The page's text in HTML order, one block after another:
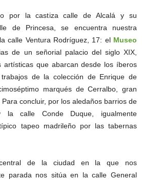
por la castiza calle de Alcalá y su
de Princesa, se encuentra nuestra
calle Ventura Rodríguez, 17: el Museo
de un señorial palacio del siglo XIX,
artísticas que abarcan desde los íberos
de la colección de Enrique de
marqués de Cerralbo, gran
concluir, por los aledaños barrios de
la calle Conde Duque, igualmente
tapeo madrileño por las tabernas
de la ciudad en la que nos
parada nos sitúa en la calle General